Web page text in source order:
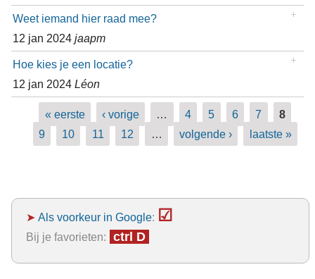
Weet iemand hier raad mee?
12 jan 2024 jaapm
Hoe kies je een locatie?
12 jan 2024 Léon
Pagina's
« eerste ‹ vorige … 4 5 6 7
8
9
10 11 12 … volgende › laatste »
➤ Als voorkeur in Google: ☑
Bij je favorieten: ctrl D